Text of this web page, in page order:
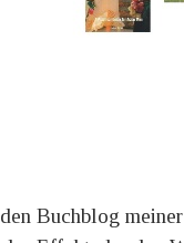
Buchblog